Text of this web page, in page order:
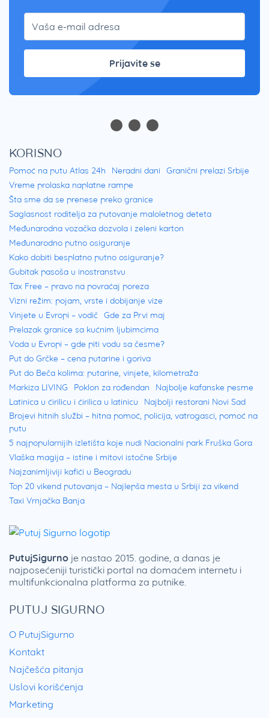
Prijavite se
KORISNO
Pomoć na putu Atlas 24h Neradni dani
Granični prelazi Srbije
Vreme prolaska naplatne rampe
Šta sme da se prenese preko granice
Saglasnost roditelja za putovanje maloletnog deteta
Međunarodna vozačka dozvola i zeleni karton
Međunarodno putno osiguranje
Kako dobiti besplatno putno osiguranje?
Gubitak pasoša u inostranstvu
Tax Free – pravo na povraćaj poreza
Vizni režim: pojam, vrste i dobijanje vize
Vinjete u Evropi – vodič Gde za Prvi maj
Prelazak granice sa kućnim ljubimcima
Voda u Evropi – gde piti vodu sa česme?
Put do Grčke – cena putarine i goriva
Put do Beča kolima: putarine, vinjete, kilometraža
Markiza LIVING
Poklon za rođendan
Najbolje kafanske pesme
Latinica u ćirilicu i ćirilica u latinicu
Najbolji restorani Novi Sad
Brojevi hitnih službi – hitna pomoć, policija, vatrogasci, pomoć na
putu
5 najpopularnijih izletišta koje nudi Nacionalni park Fruška Gora
Vlaška magija – istine i mitovi istočne Srbije
Najzanimljiviji kafići u Beogradu
Top 20 vikend putovanja – Najlepša mesta u Srbiji za vikend
Taxi Vrnjačka Banja
PUTUJ SIGURNO
O PutujSigurno
Kontakt
Najčešća pitanja
Uslovi korišćenja
Marketing
PutujSigurno je nastao 2015. godine, a danas je
najposećeniji turistički portal na domaćem internetu i
multifunkcionalna platforma za putnike.